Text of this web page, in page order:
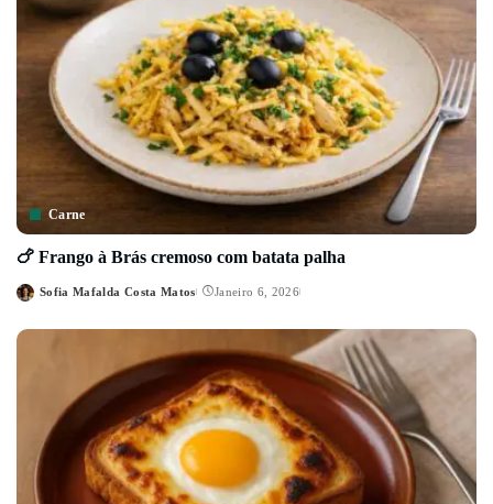
Carne
🍗 Frango à Brás cremoso com batata palha
Posted
Sofia Mafalda Costa Matos Janeiro 6, 2026